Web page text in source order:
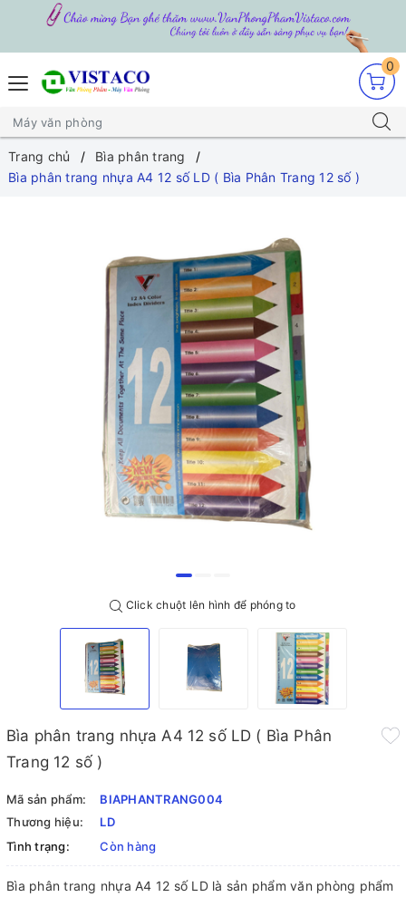
0
Trang chủ
Bìa phân trang
Bìa phân trang nhựa A4 12 số LD ( Bìa Phân Trang 12 số )
Click chuột lên hình để phóng to
Bìa phân trang nhựa A4 12 số LD ( Bìa Phân
Trang 12 số )
Mã sản phẩm:
BIAPHANTRANG004
Thương hiệu:
LD
Tình trạng:
Còn hàng
Bìa phân trang nhựa A4 12 số LD là sản phẩm văn phòng phẩm